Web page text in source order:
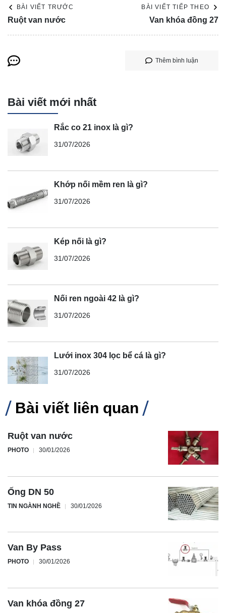
BÀI VIẾT TRƯỚC
Ruột van nước
BÀI VIẾT TIẾP THEO
Van khóa đồng 27
Thêm bình luận
Bài viết mới nhất
Rắc co 21 inox là gì?
31/07/2026
Khớp nối mềm ren là gì?
31/07/2026
Kép nối là gì?
31/07/2026
Nối ren ngoài 42 là gì?
31/07/2026
Lưới inox 304 lọc bể cá là gì?
31/07/2026
Bài viết liên quan
Ruột van nước
PHOTO 30/01/2026
Ống DN 50
TIN NGÀNH NGHỀ 30/01/2026
Van By Pass
PHOTO 30/01/2026
Van khóa đồng 27